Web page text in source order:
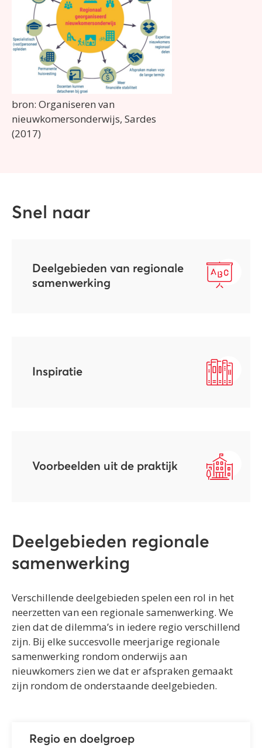
bron: Organiseren van
nieuwkomersonderwijs, Sardes
(2017)
Snel naar
Deelgebieden van regionale
samenwerking
Inspiratie
Voorbeelden uit de praktijk
Deelgebieden regionale
samenwerking
Verschillende deelgebieden spelen een rol in het
neerzetten van een regionale samenwerking. We
zien dat de dilemma’s in iedere regio verschillend
zijn. Bij elke succesvolle meerjarige regionale
samenwerking rondom onderwijs aan
nieuwkomers zien we dat er afspraken gemaakt
zijn rondom de onderstaande deelgebieden.
Regio en doelgroep